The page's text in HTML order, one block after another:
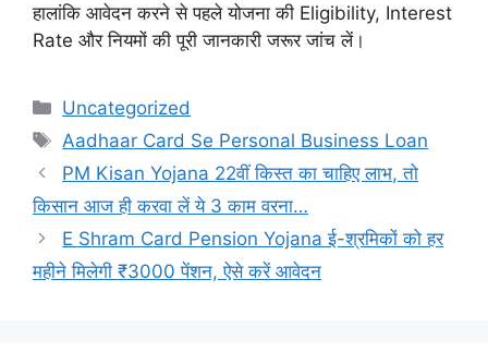
हालांकि आवेदन करने से पहले योजना की Eligibility, Interest
Rate और नियमों की पूरी जानकारी जरूर जांच लें।
Categories
Uncategorized
Tags
Aadhaar Card Se Personal Business Loan
PM Kisan Yojana 22वीं किस्त का चाहिए लाभ, तो
किसान आज ही करवा लें ये 3 काम वरना…
E Shram Card Pension Yojana ई-श्रमिकों को हर
महीने मिलेगी ₹3000 पेंशन, ऐसे करें आवेदन